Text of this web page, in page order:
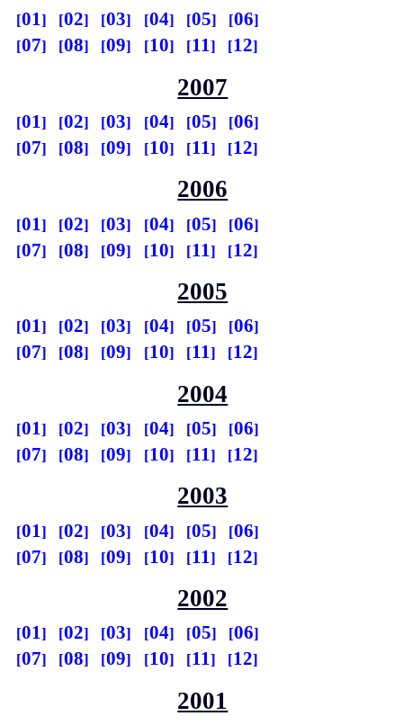
01 02 03 04 05
06
07
08 09 10 11 12
2007
01 02 03 04 05
06
07
08 09 10 11 12
2006
01 02 03 04 05
06
07
08 09 10 11 12
2005
01 02 03 04 05
06
07
08 09 10 11 12
2004
01 02 03 04 05
06
07
08 09 10 11 12
2003
01 02 03 04 05
06
07
08 09 10 11 12
2002
01 02 03 04 05
06
07
08 09 10 11 12
2001